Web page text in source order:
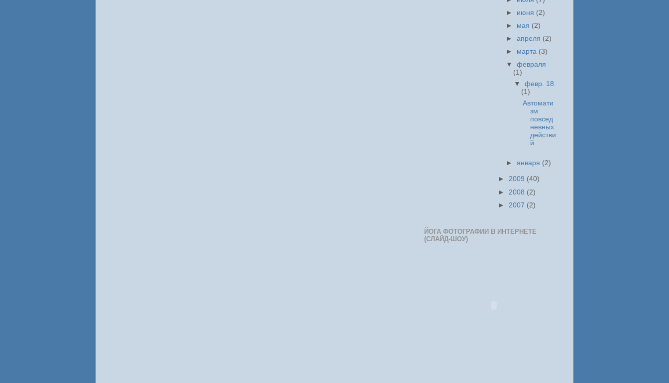
► июня (2)
► мая (2)
►апреля (2)
► марта (3)
▼февраля
(1)
▼февр. 18
(1)
Автомати
зм
повсед
невных
действи
й
► января (2)
► 2009 (40)
► 2008 (2)
► 2007 (2)
ЙОГА ФОТОГРАФИИ В ИНТЕРНЕТЕ
(СЛАЙД-ШОУ)